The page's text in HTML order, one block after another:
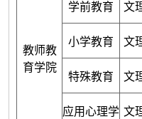
教师教
育学院
学前教育 文
小学教育 文
特殊教育 文
应用心理学 文